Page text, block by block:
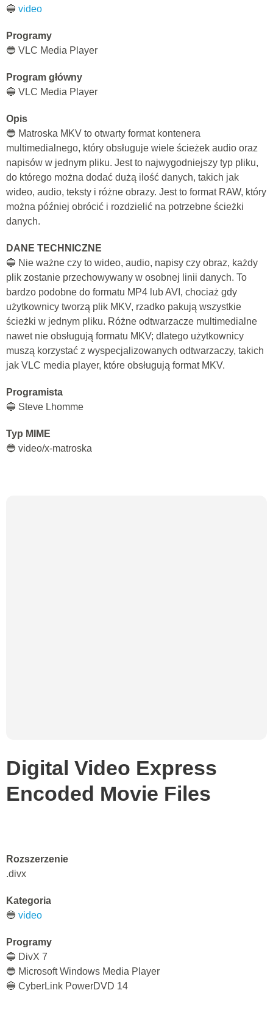
🔵 video
Programy
🔵 VLC Media Player
Program główny
🔵 VLC Media Player
Opis
🔵 Matroska MKV to otwarty format kontenera
multimedialnego, który obsługuje wiele ścieżek audio oraz
napisów w jednym pliku. Jest to najwygodniejszy typ pliku,
do którego można dodać dużą ilość danych, takich jak
wideo, audio, teksty i różne obrazy. Jest to format RAW, który
można później obrócić i rozdzielić na potrzebne ścieżki
danych.
DANE TECHNICZNE
🔵 Nie ważne czy to wideo, audio, napisy czy obraz, każdy
plik zostanie przechowywany w osobnej linii danych. To
bardzo podobne do formatu MP4 lub AVI, chociaż gdy
użytkownicy tworzą plik MKV, rzadko pakują wszystkie
ścieżki w jednym pliku. Różne odtwarzacze multimedialne
nawet nie obsługują formatu MKV; dlatego użytkownicy
muszą korzystać z wyspecjalizowanych odtwarzaczy, takich
jak VLC media player, które obsługują format MKV.
Programista
🔵 Steve Lhomme
Typ MIME
🔵 video/x-matroska
Digital Video Express
Encoded Movie Files
Rozszerzenie
.divx
Kategoria
🔵 video
Programy
🔵 DivX 7
🔵 Microsoft Windows Media Player
🔵 CyberLink PowerDVD 14